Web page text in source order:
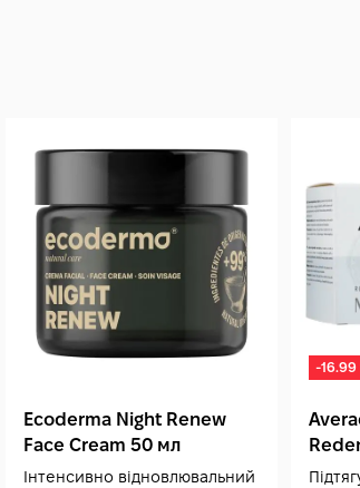
Ecoderma Night Renew
Face Cream 50 мл
Інтенсивно відновлювальний
-16.99